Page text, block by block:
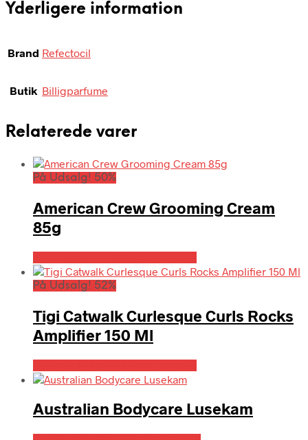
Yderligere information
Brand Refectocil
Butik Billigparfume
Relaterede varer
På Udsalg! 50%
American Crew Grooming Cream
85g
På Udsalg! 52%
Tigi Catwalk Curlesque Curls Rocks
Amplifier 150 Ml
Australian Bodycare Lusekam